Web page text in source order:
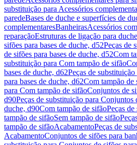
substituição para Acessórios
paredeBases de duche e superfícies de
complementaresBanheirasAcessórios
reparaçãoEstruturas de ligação para
sifões para bases de duche, d52Peças de
de sifões para bases de duche, d52Com
substituição para Com tampão de sifão
bases de duche, d62Peças de
para bases de duche, d62Com tampão de
para Com tampão de sifãoConjuntos de
d90Peças de substituição para Conjuntos
duche, d90Com tampão de sifãoPeças
tampão de sifãoSem tampão de sifão
tampão de sifãoAcabamentoPeças de
AcabamentoConjuntos de sifões para